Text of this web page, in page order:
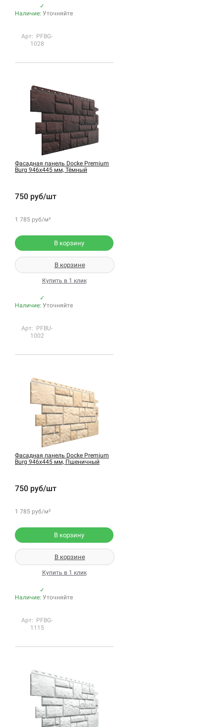
✓
Наличие: Уточняйте
Арт: PFBG-
1028
Фасадная панель Docke Premium
Burg 946х445 мм, Тёмный
750 руб/шт
1 785 руб/м²
В корзину
В корзине
Купить в 1 клик
✓
Наличие: Уточняйте
Арт: PFBU-
1002
Фасадная панель Docke Premium
Burg 946х445 мм, Пшеничный
750 руб/шт
1 785 руб/м²
В корзину
В корзине
Купить в 1 клик
✓
Наличие: Уточняйте
Арт: PFBG-
1115